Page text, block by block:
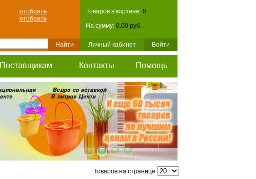
Товаров в корзине: 0
На сумму: 0.00 руб.
Личный кабинет Войти
отобрать
отобрать
Поставщикам Контакты Помощь
Товаров на странице